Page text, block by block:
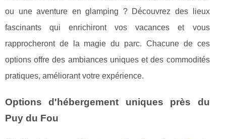
ou une aventure en glamping ? Découvrez des lieux
fascinants qui enrichiront vos vacances et vous
rapprocheront de la magie du parc. Chacune de ces
options offre des ambiances uniques et des commodités
pratiques, améliorant votre expérience.
Options d'hébergement uniques près du
Puy du Fou